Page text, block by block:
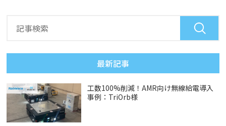
最新記事
工数100%削減！AMR向け無線給電導入
事例：TriOrb様